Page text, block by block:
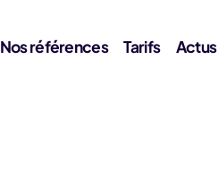
Nos références Tarifs Actus